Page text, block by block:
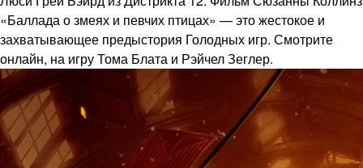
«Баллада о змеях и певчих птицах» — это жестокое и
захватывающее предыстория Голодных игр. Смотрите
онлайн, на игру Тома Блата и Рэйчел Зеглер.